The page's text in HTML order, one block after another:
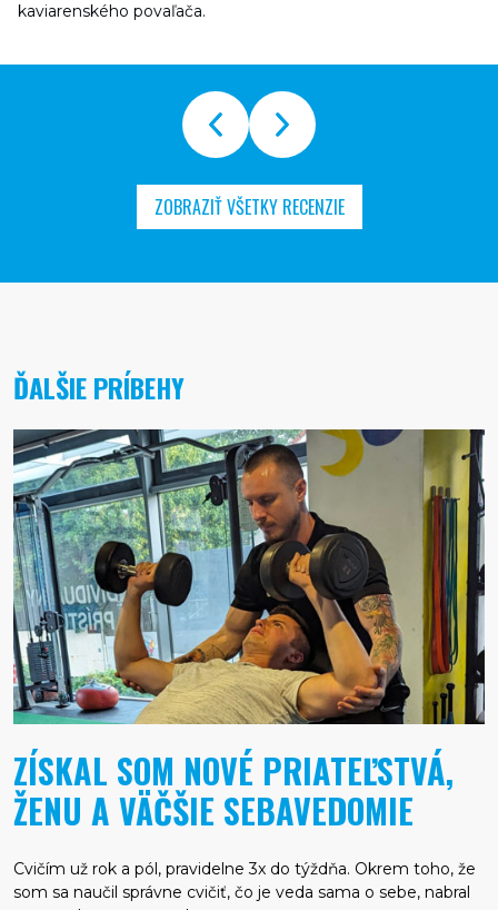
kaviarenského povaľača.
ZOBRAZIŤ VŠETKY RECENZIE
ĎALŠIE PRÍBEHY
ZÍSKAL SOM NOVÉ PRIATEĽSTVÁ,
ŽENU A VÄČŠIE SEBAVEDOMIE
Cvičím už rok a pól, pravidelne 3x do týždňa. Okrem toho, že
som sa naučil správne cvičiť, čo je veda sama o sebe, nabral